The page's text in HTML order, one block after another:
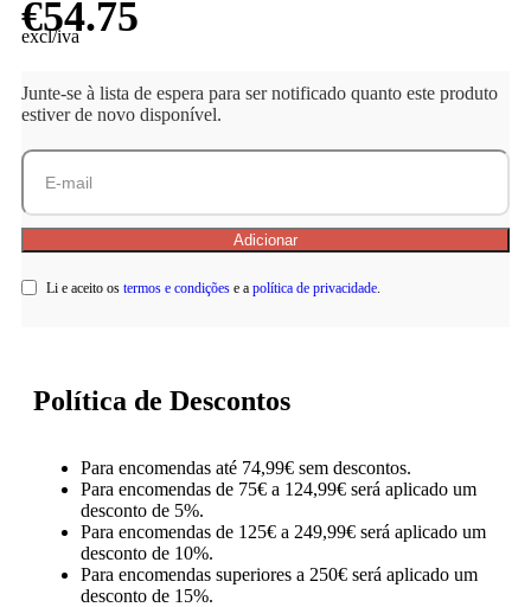
€54.75
excl/iva
Junte-se à lista de espera para ser notificado quanto este produto
estiver de novo disponível.
Li e aceito os termos e condições e a política de privacidade.
Política de Descontos
Para encomendas até 74,99€ sem descontos.
Para encomendas de 75€ a 124,99€ será aplicado um
desconto de 5%.
Para encomendas de 125€ a 249,99€ será aplicado um
desconto de 10%.
Para encomendas superiores a 250€ será aplicado um
desconto de 15%.